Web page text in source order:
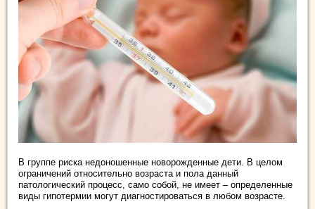
В группе риска недоношенные новорожденные дети. В целом
ограничений относительно возраста и пола данный
патологический процесс, само собой, не имеет – определенные
виды гипотермии могут диагностироваться в любом возрасте.